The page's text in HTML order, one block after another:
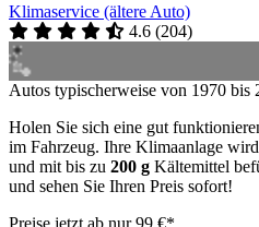
Klimaservice (ältere Auto)
4.6 (204)
Autos typischerweise von 1970
Holen Sie sich eine gut
im Fahrzeug. Ihre Klimaanlage
und mit bis zu 200 g Kältemittel
und sehen Sie Ihren Preis sofort!
Preise jetzt ab nur 99 €*